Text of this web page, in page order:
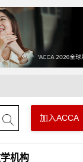
加入ACCA
机构